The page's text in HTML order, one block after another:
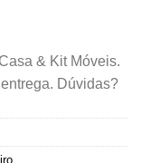
& Kit Móveis.
Dúvidas?